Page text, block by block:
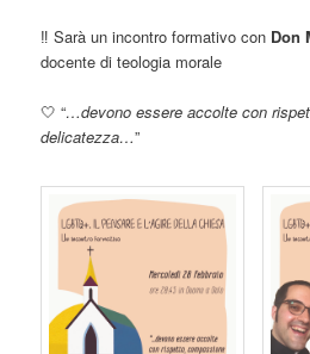
‼️ Sarà un incontro formativo con Don
docente di teologia morale
🤍 “…devono essere accolte con
delicatezza…”